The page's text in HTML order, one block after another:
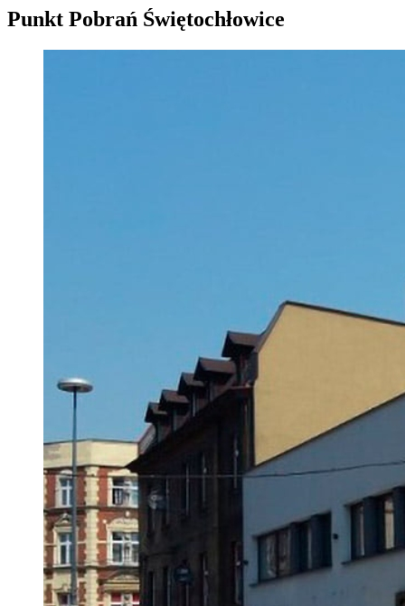
Punkt Pobrań Świętochłowice